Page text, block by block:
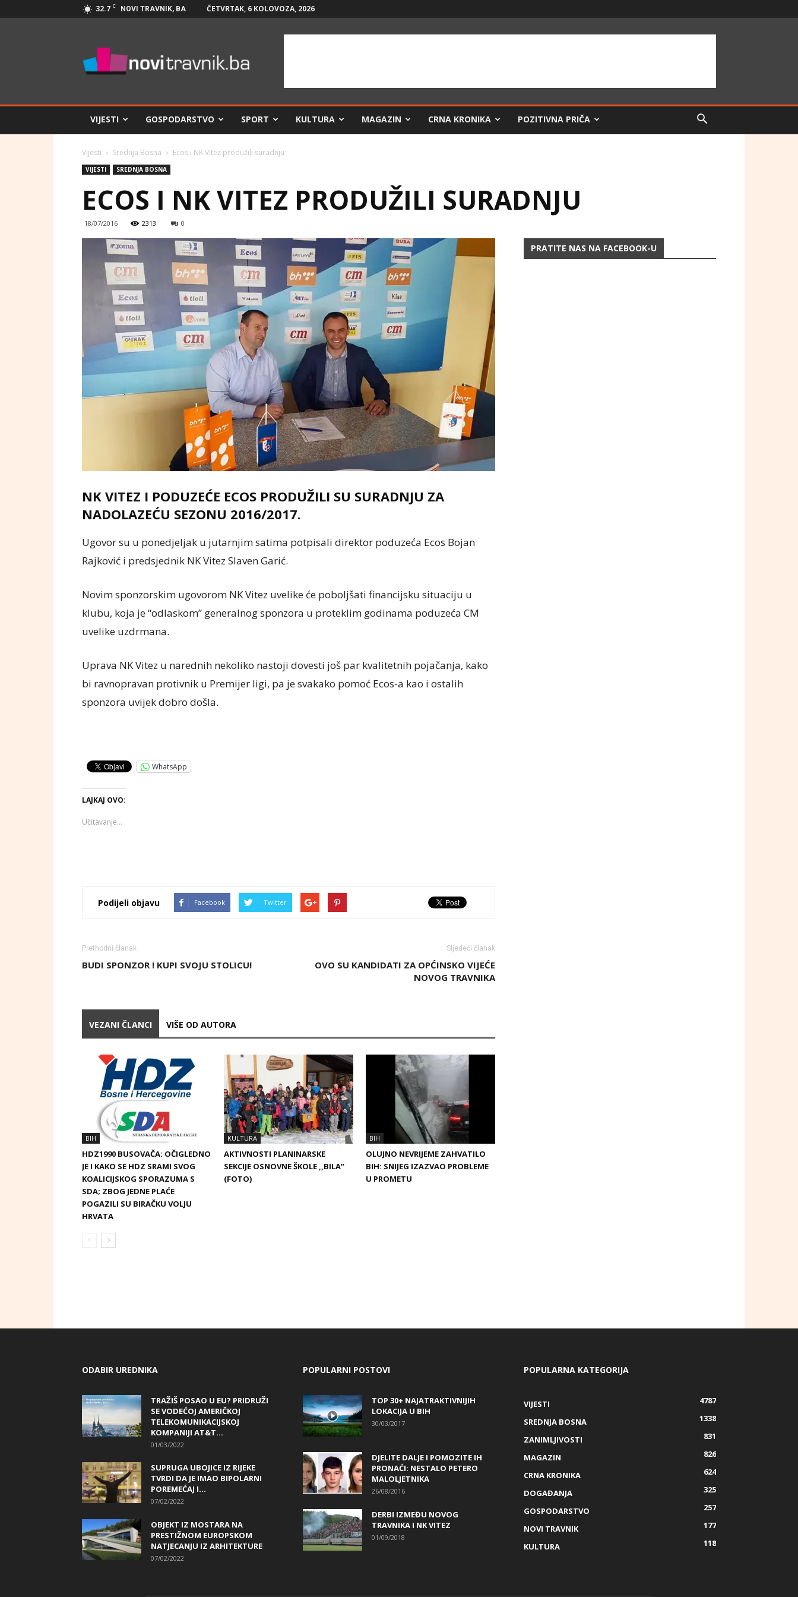
32.7 C NOVI TRAVNIK, BA ČETVRTAK, 6 KOLOVOZA, 2026
Travnik.ba
VIJESTI GOSPODARSTVO SPORT KULTURA MAGAZIN CRNA KRONIKA POZITIVNA PRIČA
Vijesti Srednja Bosna Ecos i NK Vitez produžili suradnju
VIJESTI SREDNJA BOSNA
ECOS I NK VITEZ PRODUŽILI SURADNJU
18/07/2016 2313 0
NK VITEZ I PODUZEĆE ECOS PRODUŽILI SU SURADNJU ZA
NADOLAZEĆU SEZONU 2016/2017.
Ugovor su u ponedjeljak u jutarnjim satima potpisali direktor poduzeća Ecos Bojan
Rajković i predsjednik NK Vitez Slaven Garić.
Novim sponzorskim ugovorom NK Vitez uvelike će poboljšati financijsku situaciju u
klubu, koja je “odlaskom” generalnog sponzora u proteklim godinama poduzeća CM
uvelike uzdrmana.
Uprava NK Vitez u narednih nekoliko nastoji dovesti još par kvalitetnih pojačanja, kako
bi ravnopravan protivnik u Premijer ligi, pa je svakako pomoć Ecos-a kao i ostalih
sponzora uvijek dobro došla.
WhatsApp
LAJKAJ OVO:
Učitavanje...
Podijeli objavu Facebook Twitter
Prethodni članak
BUDI SPONZOR ! KUPI SVOJU STOLICU!
Sljedeći članak
OVO SU KANDIDATI ZA OPĆINSKO VIJEĆE
NOVOG TRAVNIKA
VEZANI ČLANCI VIŠE OD AUTORA
BIH
HDZ1990 BUSOVAČA: OČIGLEDNO
JE I KAKO SE HDZ SRAMI SVOG
KOALICIJSKOG SPORAZUMA S
SDA; ZBOG JEDNE PLAĆE
POGAZILI SU BIRAČKU VOLJU
HRVATA
KULTURA
AKTIVNOSTI PLANINARSKE
SEKCIJE OSNOVNE ŠKOLE ,,BILA”
(FOTO)
BIH
OLUJNO NEVRIJEME ZAHVATILO
BIH: SNIJEG IZAZVAO PROBLEME
U PROMETU
PRATITE NAS NA FACEBOOK-U
ODABIR UREDNIKA
TRAŽIŠ POSAO U EU? PRIDRUŽI
SE VODEĆOJ AMERIČKOJ
TELEKOMUNIKACIJSKOJ
KOMPANIJI AT&T...
01/03/2022
SUPRUGA UBOJICE IZ RIJEKE
TVRDI DA JE IMAO BIPOLARNI
POREMEĆAJ I...
07/02/2022
OBJEKT IZ MOSTARA NA
PRESTIŽNOM EUROPSKOM
NATJECANJU IZ ARHITEKTURE
07/02/2022
POPULARNI POSTOVI
TOP 30+ NAJATRAKTIVNIJIH
LOKACIJA U BIH
30/03/2017
DJELITE DALJE I POMOZITE IH
PRONAĆI: NESTALO PETERO
MALOLJETNIKA
26/08/2016
DERBI IZMEĐU NOVOG
TRAVNIKA I NK VITEZ
01/09/2018
POPULARNA KATEGORIJA
VIJESTI
4787
SREDNJA BOSNA
1338
ZANIMLJIVOSTI
831
MAGAZIN
826
CRNA KRONIKA
624
DOGAĐANJA
325
GOSPODARSTVO
257
NOVI TRAVNIK
177
KULTURA
118